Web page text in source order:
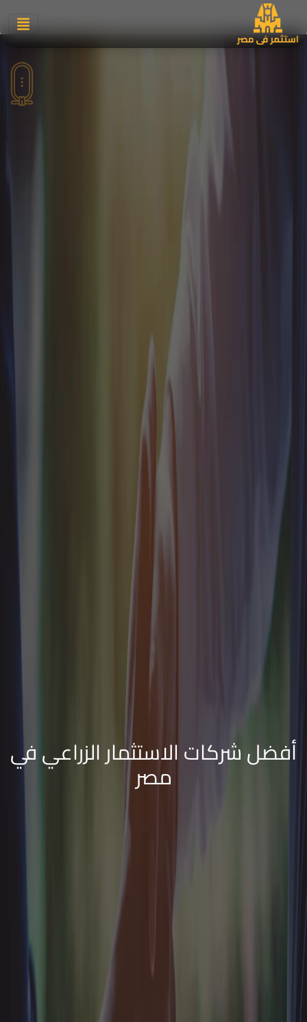
أفضل شركات الاستثمار الزراعي في
مصر